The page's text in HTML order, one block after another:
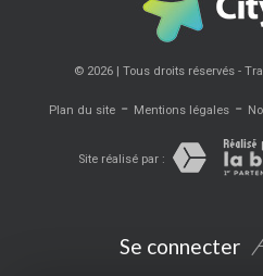
© 2026 | Tous droits réservés -
Plan du site- Mentions légales-
Site réalisé par :
Se connecter